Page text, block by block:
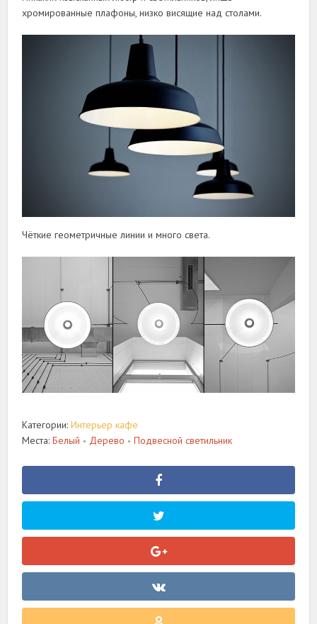
хромированные плафоны, низко висящие над столами.
Чёткие геометричные линии и много света.
Категории:Интерьер кафе
Места:Белый • Дерево • Подвесной светильник